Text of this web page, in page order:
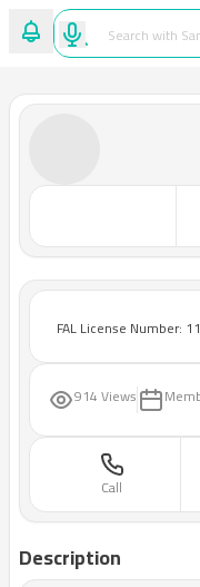
FAL License Number:
914 Views
Call
Description